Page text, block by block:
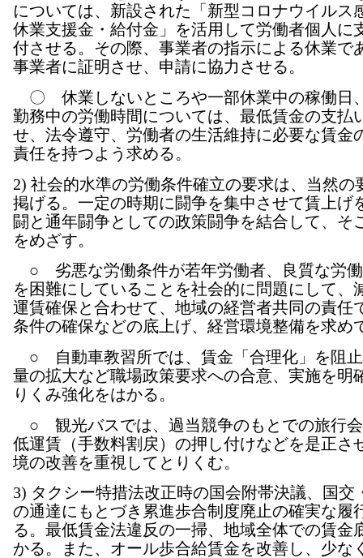
については、新設された「新型コロナウイルス
休業支援金・給付金」を活用して労働者個人に
付させる。その際、事業者の指示による休業で
事業者に証明させ、申請に協力させる。
〇 休業しないところや一部休業中の稼働日
勤務中の労働時間については、最低賃金の支払
せ、法令遵守、労働者の生活維持に必要な賃金
責任を持つよう求める。
2) 社会的水準の労働条件確立の要求は、当然の
掲げる。一定の時期に闘争を集中させて賃上げ
闘と通年闘争としての政策闘争を結合して、そ
をめざす。
○ 劣悪な労働条件が若年労働者、良質な労
を困難にしていることを社会的に問題にして、
運賃確保と合わせて、地域の経営者共同の責任
条件の確保などの底上げ、経営環境整備を求め
○ 自動車教習所では、賃金「合理化」を阻
量の拡大など職場政策要求への合意、実施を明
りくみ強化をはかる。
○ 観光バスでは、過当競争のもとでの旅行
低運賃（手数料割戻）の押し付けなどを是正さ
境の改善を重視してとりくむ。
3) タクシー特措法改正時の国会附帯決議、国交
の通達にもとづき累進歩合制度廃止の確実な履
る。最低賃金法違反の一掃、地域全体での賃金
かる。また、オール歩合給賃金を改善し、少な